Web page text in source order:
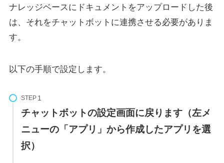
ナレッジベースにドキュメントをアップロードした後
は、それをチャットボットに連携させる必要がありま
す。
以下の手順で設定します。
STEP
チャットボットの設定画面に戻ります（左メ
ニューの「アプリ」から作成したアプリを選
択）